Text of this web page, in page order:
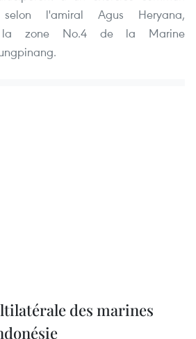
l'amiral Agus Heryana,
la zone No.4 de la Marine
des marines